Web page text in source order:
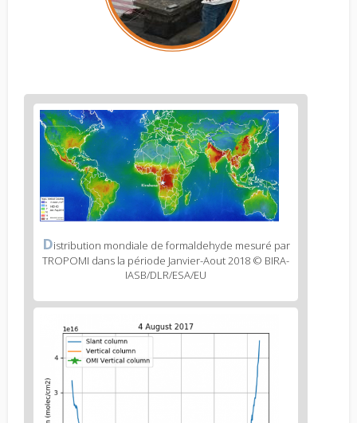
Figure
2
body
text
Figure
2
caption
Distribution mondiale de formaldehyde mesuré par
TROPOMI dans la période Janvier-Aout 2018 © BIRA-
IASB/DLR/ESA/EU
Figure
body
text